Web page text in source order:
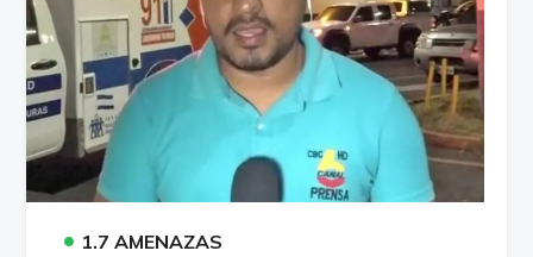
• 1.7 AMENAZAS